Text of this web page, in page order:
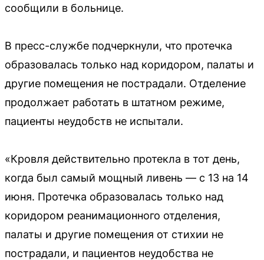
сообщили в больнице.
В пресс-службе подчеркнули, что протечка
образовалась только над коридором, палаты и
другие помещения не пострадали. Отделение
продолжает работать в штатном режиме,
пациенты неудобств не испытали.
«Кровля действительно протекла в тот день,
когда был самый мощный ливень — с 13 на 14
июня. Протечка образовалась только над
коридором реанимационного отделения,
палаты и другие помещения от стихии не
пострадали, и пациентов неудобства не